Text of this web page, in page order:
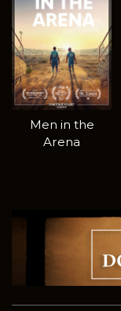
Men in the
Arena